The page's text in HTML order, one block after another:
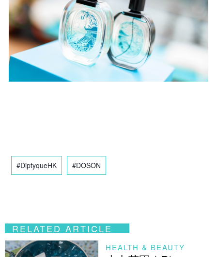
#DiptyqueHK #DOSON
RELATED ARTICLE
HEALTH & BEAUTY